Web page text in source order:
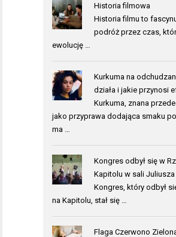
Historia filmowa
Historia filmu to
podróż przez czas,
ewolucję …
Kurkuma na
działa i jakie przynosi
Kurkuma, znana
jako przyprawa dodająca smaku
ma …
Kongres odbył się w
Kapitolu w sali Juliusza
Kongres, który odbył
na Kapitolu, stał się …
Flaga Czerwono